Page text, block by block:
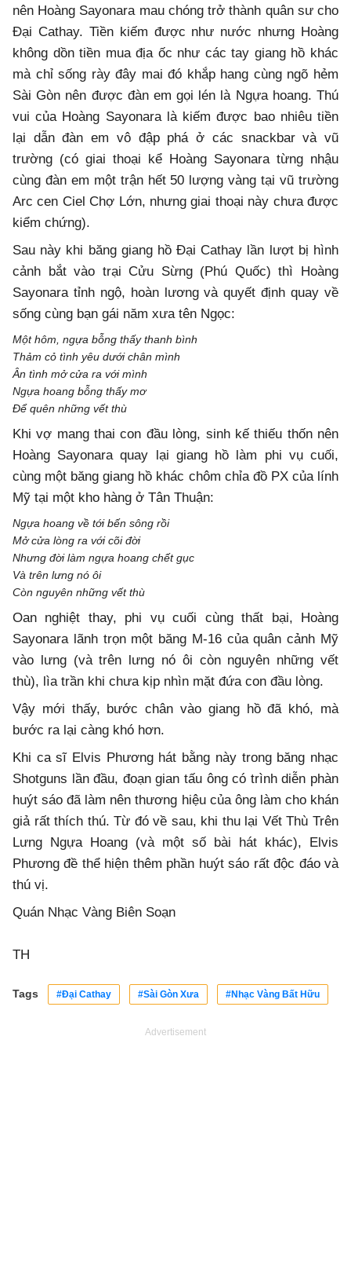
nên Hoàng Sayonara mau chóng trở thành quân sư cho
Đại Cathay. Tiền kiếm được như nước nhưng Hoàng
không dồn tiền mua địa ốc như các tay giang hồ khác
mà chỉ sống rày đây mai đó khắp hang cùng ngõ hẻm
Sài Gòn nên được đàn em gọi lén là Ngựa hoang. Thú
vui của Hoàng Sayonara là kiếm được bao nhiêu tiền
lại dẫn đàn em vô đập phá ở các snackbar và vũ
trường (có giai thoại kể Hoàng Sayonara từng nhậu
cùng đàn em một trận hết 50 lượng vàng tại vũ trường
Arc cen Ciel Chợ Lớn, nhưng giai thoại này chưa được
kiểm chứng).
Sau này khi băng giang hồ Đại Cathay lần lượt bị hình
cảnh bắt vào trại Cửu Sừng (Phú Quốc) thì Hoàng
Sayonara tỉnh ngộ, hoàn lương và quyết định quay về
sống cùng bạn gái năm xưa tên Ngọc:
Một hôm, ngựa bỗng thấy thanh bình
Thảm cỏ tình yêu dưới chân mình
Ân tình mở cửa ra với mình
Ngựa hoang bỗng thấy mơ
Để quên những vết thù
Khi vợ mang thai con đầu lòng, sinh kế thiếu thốn nên
Hoàng Sayonara quay lại giang hồ làm phi vụ cuối,
cùng một băng giang hồ khác chôm chỉa đồ PX của lính
Mỹ tại một kho hàng ở Tân Thuận:
Ngựa hoang về tới bến sông rồi
Mở cửa lòng ra với cõi đời
Nhưng đời làm ngựa hoang chết gục
Và trên lưng nó ôi
Còn nguyên những vết thù
Oan nghiệt thay, phi vụ cuối cùng thất bại, Hoàng
Sayonara lãnh trọn một băng M-16 của quân cảnh Mỹ
vào lưng (và trên lưng nó ôi còn nguyên những vết
thù), lìa trần khi chưa kịp nhìn mặt đứa con đầu lòng.
Vậy mới thấy, bước chân vào giang hồ đã khó, mà
bước ra lại càng khó hơn.
Khi ca sĩ Elvis Phương hát bằng này trong băng nhạc
Shotguns lần đầu, đoạn gian tấu ông có trình diễn phàn
huýt sáo đã làm nên thương hiệu của ông làm cho khán
giả rất thích thú. Từ đó về sau, khi thu lại Vết Thù Trên
Lưng Ngựa Hoang (và một số bài hát khác), Elvis
Phương đề thể hiện thêm phần huýt sáo rất độc đáo và
thú vị.
Quán Nhạc Vàng Biên Soạn
TH
Tags #Đại Cathay #Sài Gòn Xưa #Nhạc Vàng Bất Hữu
Advertisement